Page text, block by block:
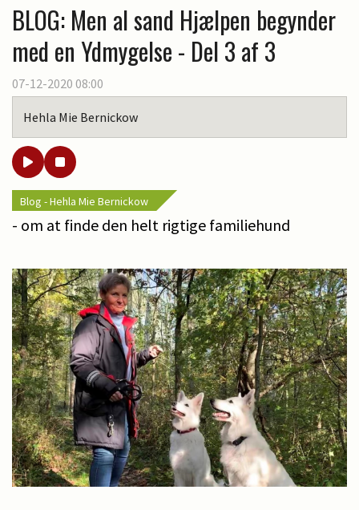
BLOG: Men al sand Hjælpen begynder
med en Ydmygelse - Del 3 af 3
07-12-2020 08:00
Hehla Mie Bernickow
Blog - Hehla Mie Bernickow
- om at finde den helt rigtige familiehund